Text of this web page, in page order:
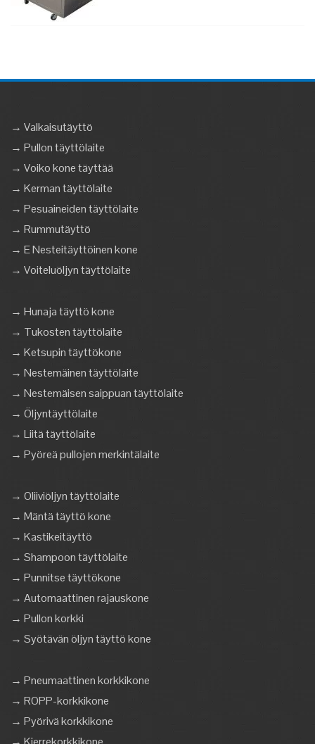
→ Valkaisutäyttö
→ Pullon täyttölaite
→ Voiko kone täyttää
→ Kerman täyttölaite
→ Pesuaineiden täyttölaite
→ Rummutäyttö
→ E Nesteitäyttöinen kone
→ Voiteluöljyn täyttölaite
→ Hunaja täyttö kone
→ Tukosten täyttölaite
→ Ketsupin täyttökone
→ Nestemäinen täyttölaite
→ Nestemäisen saippuan täyttölaite
→ Öljyntäyttölaite
→ Liitä täyttölaite
→ Pyöreä pullojen merkintälaite
→ Oliiviöljyn täyttölaite
→ Mäntä täyttö kone
→ Kastikeitäyttö
→ Shampoon täyttölaite
→ Punnitse täyttökone
→ Automaattinen rajauskone
→ Pullon korkki
→ Syötävän öljyn täyttö kone
→ Pneumaattinen korkkikone
→ ROPP-korkkikone
→ Pyörivä korkkikone